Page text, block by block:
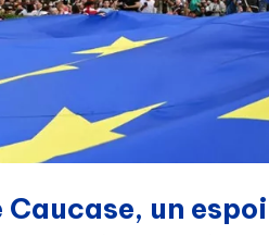
Caucase, un